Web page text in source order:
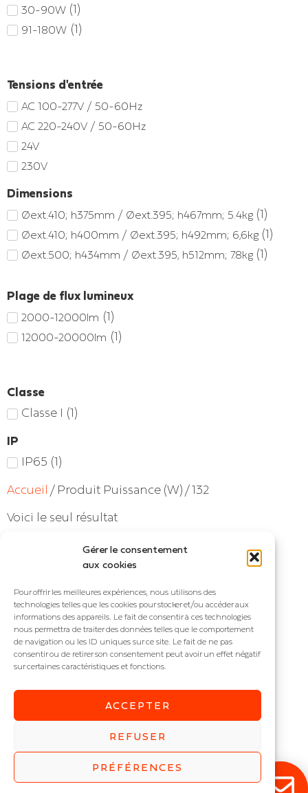
Gérer le consentement
aux cookies
Pour offrir les meilleures expériences, nous utilisons des
technologies telles que les cookies pour stocker et/ou accéder aux
informations des appareils. Le fait de consentir à ces technologies
nous permettra de traiter des données telles que le comportement
de navigation ou les ID uniques sur ce site. Le fait de ne pas
consentir ou de retirer son consentement peut avoir un effet négatif
sur certaines caractéristiques et fonctions.
ACCEPTER
REFUSER
PRÉFÉRENCES
30-90W (1)
91-180W (1)
Tensions d'entrée
AC 100-277V / 50-60Hz
AC 220-240V / 50-60Hz
24V
230V
Dimensions
Øext.410; h375mm / Øext.395; h467mm; 5.4kg (1)
Øext.410; h400mm / Øext.395; h492mm; 6,6kg (1)
Øext.500; h434mm / Øext.395, h512mm; 7.8kg (1)
Plage de flux lumineux
2000-12000lm (1)
12000-20000lm (1)
Classe
Classe I (1)
IP
IP65 (1)
Accueil / Produit Puissance (W) / 132
Voici le seul résultat
Suspension industrielle
Puissance (W) :33,44,55,